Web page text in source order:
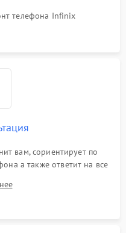
телефона Infinix
вам, сориентирует по
а также ответит на все